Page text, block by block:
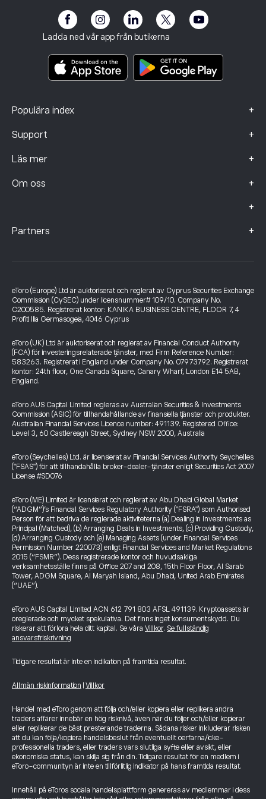
Ladda ned vår app från butikerna
Populära index +
Support +
Läs mer +
Om oss +
+
Riskinformation
Regler och villkor
Viktiga informationsdokument
Klagomålsdata (FCA-kunder)
Partners +
Investeringsförsäkring
eToro (Europe) Ltd är auktoriserat och reglerat av Cyprus Securities Exchange
Commission (CySEC) under licensnummer# 109/10. Company No.
C200585. Registrerat kontor: KANIKA BUSINESS CENTRE, FLOOR 7, 4
Profiti Ilia Germasogeia, 4046 Cyprus
eToro (UK) Ltd är auktoriserat och reglerat av Financial Conduct Authority
(FCA) för investeringsrelaterade tjänster, med Firm Reference Number:
583263. Registrerat i England under Company No. 07973792. Registrerat
kontor: 24th floor, One Canada Square, Canary Wharf, London E14 5AB,
England.
eToro AUS Capital Limited regleras av Australian Securities & Investments
Commission (ASIC) för tillhandahållande av finansiella tjänster och produkter.
Australian Financial Services Licence number: 491139. Registered Office:
Level 3, 60 Castlereagh Street, Sydney NSW 2000, Australia
eToro (Seychelles) Ltd. är licensierat av Financial Services Authority Seychelles
("FSAS") för att tillhandahålla broker-dealer-tjänster enligt Securities Act 2007
License #SD076
eToro (ME) Limited är licensierat och reglerat av Abu Dhabi Global Market
(“ADGM”)’s Financial Services Regulatory Authority ("FSRA") som Authorised
Person för att bedriva de reglerade aktiviteterna (a) Dealing in Investments as
Principal (Matched), (b) Arranging Deals in Investments, (c) Providing Custody,
(d) Arranging Custody och (e) Managing Assets (under Financial Services
Permission Number 220073) enligt Financial Services and Market Regulations
2015 (“FSMR”). Dess registrerade kontor och huvudsakliga
verksamhetsställe finns på Office 207 and 208, 15th Floor Floor, Al Sarab
Tower, ADGM Square, Al Maryah Island, Abu Dhabi, United Arab Emirates
(“UAE”).
eToro AUS Capital Limited ACN 612 791 803 AFSL 491139. Kryptoassets är
oreglerade och mycket spekulativa. Det finns inget konsumentskydd. Du
riskerar att förlora hela ditt kapital. Se våra Villkor. Se fullständig
ansvarsfriskrivning
Tidigare resultat är inte en indikation på framtida resultat.
Allmän riskinformation Villkor
Handel med eToro genom att följa och/eller kopiera eller replikera andra
traders affärer innebär en hög risknivå, även när du följer och/eller kopierar
eller replikerar de bäst presterande traderna. Sådana risker inkluderar risken
att du kan följa/kopiera handelsbeslut från eventuellt oerfarna/icke-
professionella traders, eller traders vars slutliga syfte eller avsikt, eller
ekonomiska status, kan skilja sig från din. Tidigare resultat för en medlem i
eToro-communityn är inte en tillförlitlig indikator på hans framtida resultat.
Innehåll på eToros sociala handelsplattform genereras av medlemmar i dess